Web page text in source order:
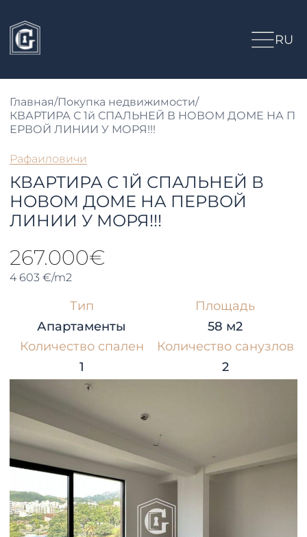
RU
Главная/Покупка недвижимости/
КВАРТИРА С 1й СПАЛЬНЕЙ В НОВОМ ДОМЕ НА П
ЕРВОЙ ЛИНИИ У МОРЯ!!!
Рафаиловичи
КВАРТИРА С 1Й СПАЛЬНЕЙ В
НОВОМ ДОМЕ НА ПЕРВОЙ
ЛИНИИ У МОРЯ!!!
267.000€
4 603 €/m2
Тип
Апартаменты
Площадь
58 м2
Количество спален
1
Количество санузлов
2